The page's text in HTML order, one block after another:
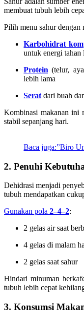
membuat tubuh lebih
Pilih menu sahur dengan
Karbohidrat
untuk energi tahan
Protein (telur,
lebih lama
Serat dari buah
Kombinasi makanan ini
stabil sepanjang hari.
Baca juga:”Biro
2. Penuhi
Dehidrasi menjadi
tubuh mendapatkan
Gunakan pola 2–4–2:
2 gelas air saat
4 gelas di malam
2 gelas saat sahur
Hindari minuman
tubuh lebih cepat
3. Konsumsi